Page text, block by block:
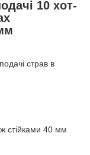
10 хот-
страв в
стійками 40 мм